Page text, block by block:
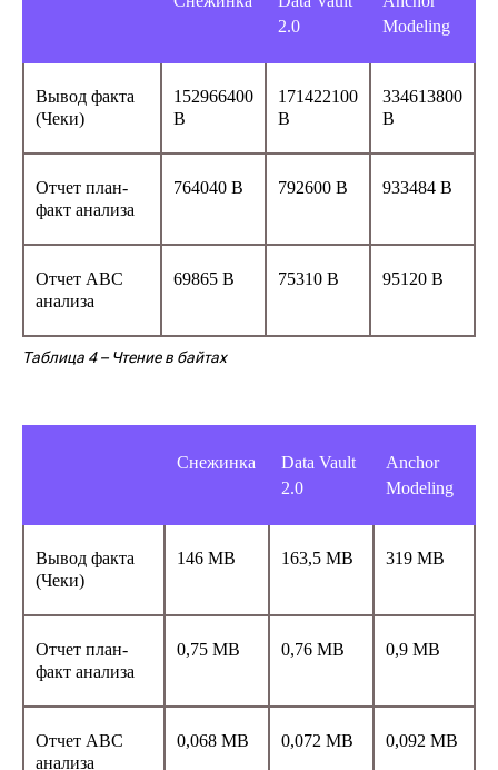
2.0
Modeling
Вывод факта
(Чеки)
152966400
B
171422100
В
334613800
B
Отчет план-
факт анализа
764040 B 792600 В 933484 B
Отчет ABC
анализа
69865 B 75310 В 95120 B
Таблица 4– Чтение в байтах
Снежинка
Data Vault
2.0
Anchor
Modeling
Вывод факта
(Чеки)
146 MB 163,5 МВ 319 MB
Отчет план-
факт анализа
0,75 MB 0,76 МВ 0,9 MB
Отчет ABC
анализа
0,068 MB 0,072 МВ 0,092 MB